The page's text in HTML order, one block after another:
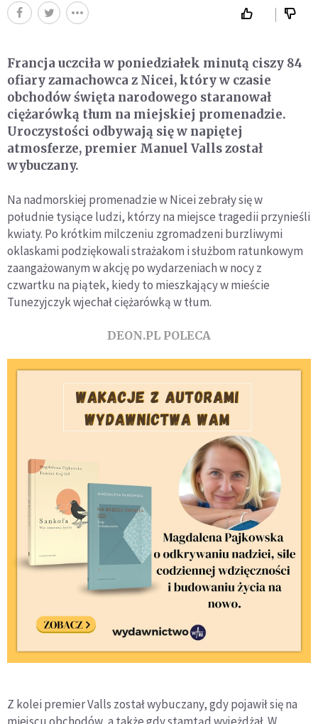
Francja uczciła w poniedziałek minutą ciszy 84
ofiary zamachowca z Nicei, który w czasie
obchodów święta narodowego staranował
ciężarówką tłum na miejskiej promenadzie.
Uroczystości odbywają się w napiętej
atmosferze, premier Manuel Valls został
wybuczany.
Na nadmorskiej promenadzie w Nicei zebrały się w
południe tysiące ludzi, którzy na miejsce tragedii przynieśli
kwiaty. Po krótkim milczeniu zgromadzeni burzliwymi
oklaskami podziękowali strażakom i służbom ratunkowym
zaangażowanym w akcję po wydarzeniach w nocy z
czwartku na piątek, kiedy to mieszkający w mieście
Tunezyjczyk wjechał ciężarówką w tłum.
DEON.PL POLECA
Z kolei premier Valls został wybuczany, gdy pojawił się na